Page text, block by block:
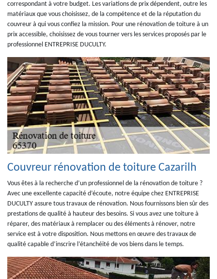
correspondant à votre budget. Les variations de prix dépendent, outre les
matériaux que vous choisissez, de la compétence et de la réputation du
couvreur à qui vous confiez la mission. Pour une rénovation de toiture à un
prix accessible, choisissez de vous tourner vers les services proposés par le
professionnel ENTREPRISE DUCULTY.
Couvreur rénovation de toiture Cazarilh
Vous êtes à la recherche d’un professionnel de la rénovation de toiture ?
Avec une excellente capacité d’écoute, notre équipe chez ENTREPRISE
DUCULTY assure tous travaux de rénovation. Nous fournissons bien sûr des
prestations de qualité à hauteur des besoins. Si vous avez une toiture à
réparer, des matériaux à remplacer ou des éléments à rénover, notre
service est à votre disposition. Nous mettons en œuvre des travaux de
qualité capable d’inscrire l’étanchéité de vos biens dans le temps.